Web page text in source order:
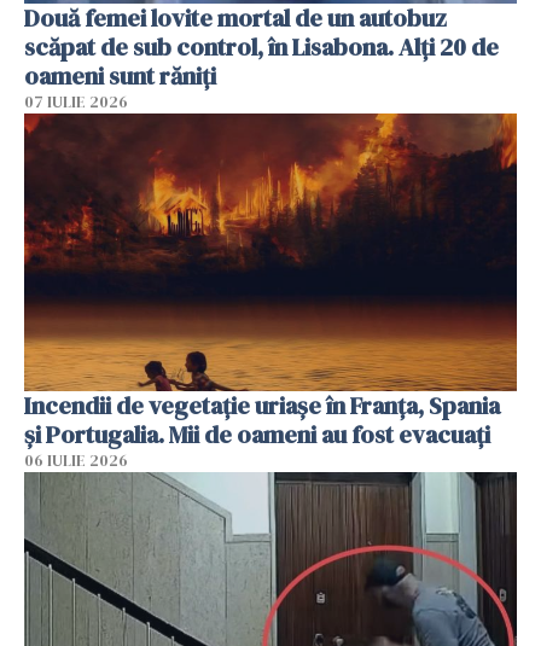
Două femei lovite mortal de un autobuz
scăpat de sub control, în Lisabona. Alți 20 de
oameni sunt răniți
07 IULIE 2026
Incendii de vegetație uriașe în Franța, Spania
și Portugalia. Mii de oameni au fost evacuați
06 IULIE 2026